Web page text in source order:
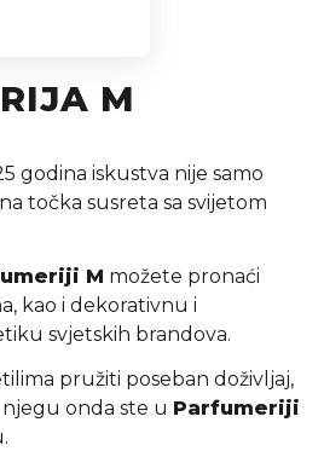
M
godina iskustva nije samo
točka susreta sa svijetom
M možete pronaći
kao i dekorativnu i
svjetskih brandova.
pružiti poseban doživljaj,
onda ste u Parfumeriji